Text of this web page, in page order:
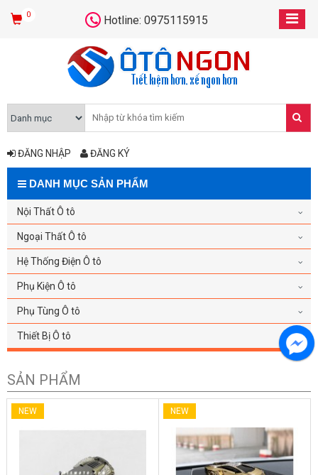
0 Hotline: 0975115915
ĐĂNG NHẬP ĐĂNG KÝ
DANH MỤC SẢN PHẨM
Nội Thất Ô tô
Ngoại Thất Ô tô
Hệ Thống Điện Ô tô
Phụ Kiện Ô tô
Phụ Tùng Ô tô
Thiết Bị Ô tô
SẢN PHẨM
NEW NEW